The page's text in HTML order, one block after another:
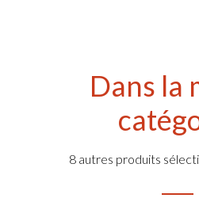
Dans la
8 autres produits